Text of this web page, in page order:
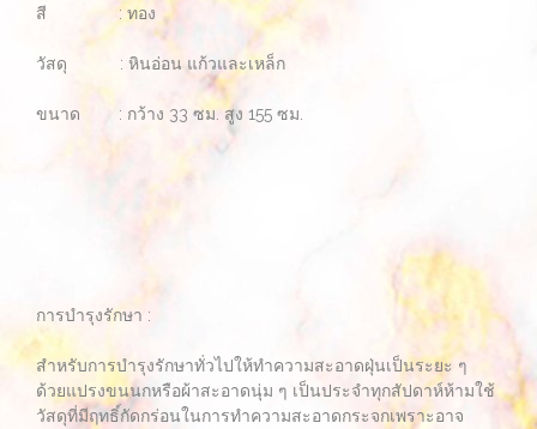
สี : ทอง
วัสดุ : หินอ่อน แก้วและเหล็ก
ขนาด : กว้าง 33 ซม. สูง 155 ซม.
การบำรุงรักษา :
สำหรับการบำรุงรักษาทั่วไปให้ทำความสะอาดฝุ่นเป็นระยะ ๆ
ด้วยแปรงขนนกหรือผ้าสะอาดนุ่ม ๆ เป็นประจำทุกสัปดาห์ห้ามใช้
วัสดุที่มีฤทธิ์กัดกร่อนในการทำความสะอาดกระจกเพราะอาจ